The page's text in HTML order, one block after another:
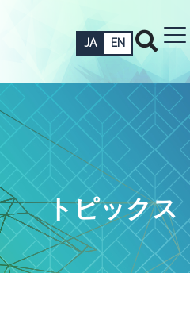
JA EN
トピックス